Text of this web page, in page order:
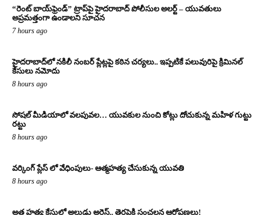
“రెంట్ బాయ్‌ఫ్రెండ్” ట్రాప్‌పై హైదరాబాద్ పోలీసుల అలర్ట్ – యువతులు
అప్రమత్తంగా ఉండాలని సూచన
7 hours ago
హైదరాబాద్‌లో నకిలీ నంబర్ ప్లేట్లపై కఠిన చర్యలు.. ఇప్పటికే పలువురిపై క్రిమినల్
కేసులు నమోదు
8 hours ago
సోషల్ మీడియాలో వలపువల… యువకుల నుంచి కోట్లు దోచుకున్న మహిళ గుట్టు
రట్టు
8 hours ago
వర్కింగ్ ప్లేస్ లో వేధింపులు- ఆత్మహత్య చేసుకున్న యువతి
8 hours ago
అత్త హత్య కేసులో అల్లుడు అరెస్ట్.. తెరపైకి సంచలన ఆరోపణలు!